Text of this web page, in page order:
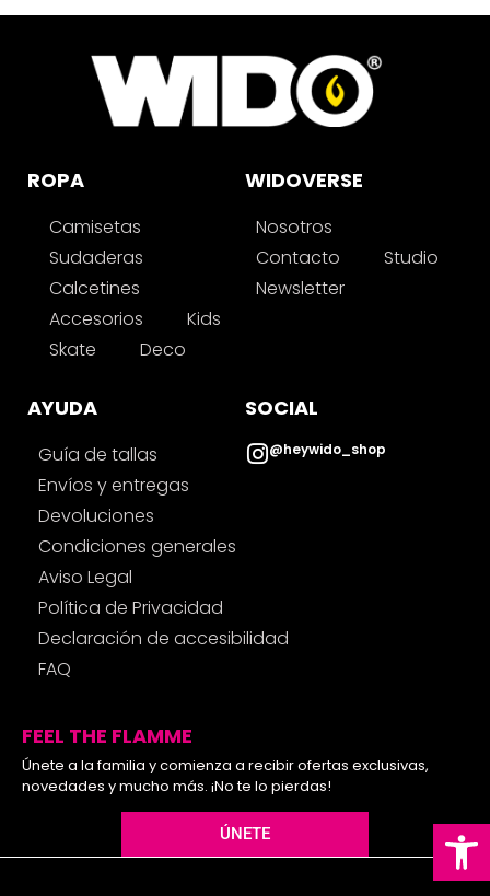
ROPA
Camisetas
Sudaderas
Calcetines
Accesorios
Kids
Skate
Deco
WIDOVERSE
Nosotros
Contacto
Studio
Newsletter
AYUDA
Guía de tallas
Envíos y entregas
Devoluciones
Condiciones generales
Aviso Legal
Política de Privacidad
Declaración de accesibilidad
FAQ
SOCIAL
@heywido_shop
FEEL THE FLAMME
Únete a la familia y comienza a recibir ofertas exclusivas,
novedades y mucho más. ¡No te lo pierdas!
ÚNETE